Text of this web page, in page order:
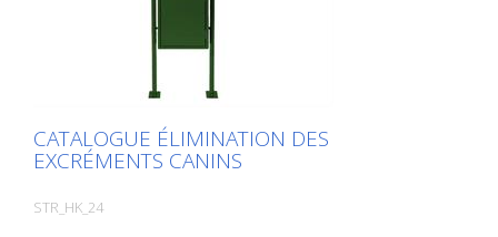
produit sous forme d'ouvrage imprimé.
Nous vous facturerons toutefois les frais
CATALOGUE ÉLIMINATION DES
EXCRÉMENTS CANINS
STR_HK_24